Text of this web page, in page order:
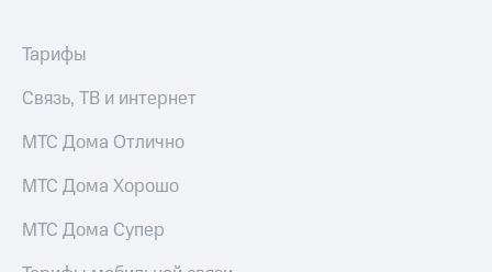
Тарифы
Связь, ТВ и интернет
МТС Дома Отлично
МТС Дома Хорошо
МТС Дома Супер